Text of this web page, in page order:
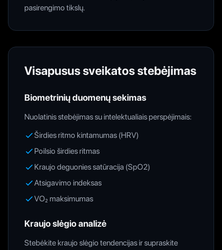
pasirengimo tikslų.
Visapusus sveikatos stebėjimas
Biometrinių duomenų sekimas
Nuolatinis stebėjimas su intelektualiais perspėjimais:
Širdies ritmo kintamumas (HRV)
Poilsio širdies ritmas
Kraujo deguonies satūracija (SpO2)
Atsigavimo indeksas
VO₂ maksimumas
Kraujo slėgio analizė
Stebėkite kraujo slėgio tendencijas ir supraskite